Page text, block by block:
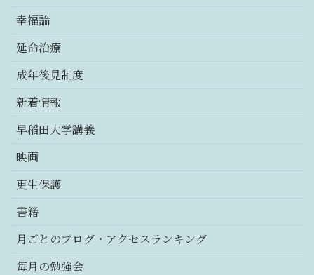
幸福論
延命治療
成年後見制度
新着情報
早稲田大学講義
映画
更生保護
書籍
月ごとのブログ・アクセスランキング
毎月の勉強会